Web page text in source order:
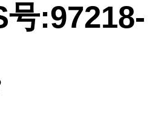
:97218-